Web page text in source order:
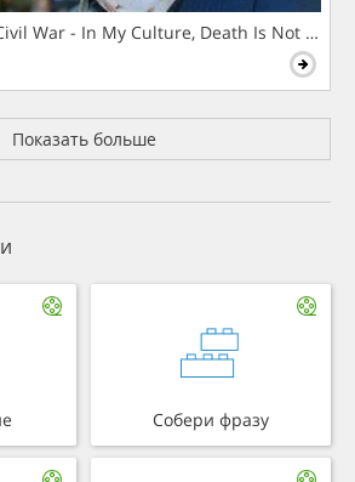
War - In My Culture, Death Is Not The
Показать больше
Собери фразу